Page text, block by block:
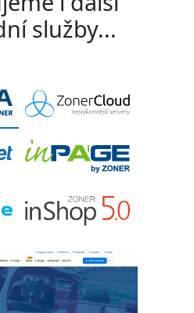
služby...